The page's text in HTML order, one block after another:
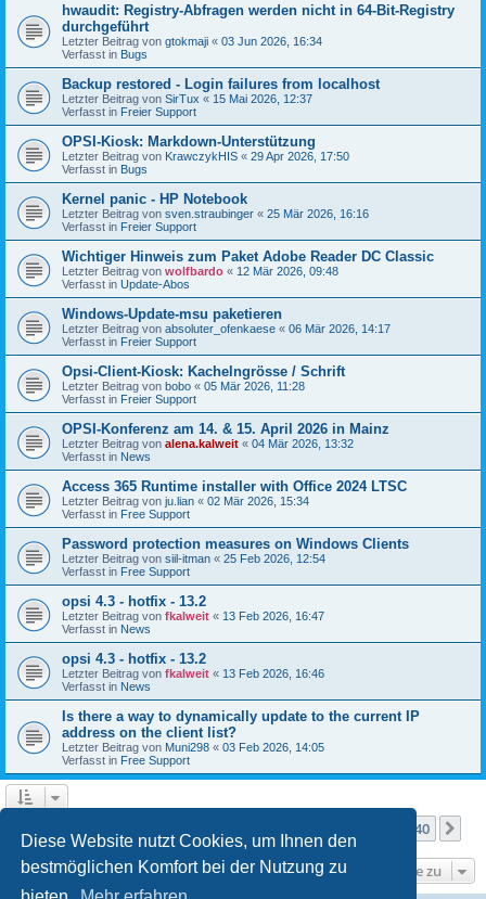
Diese Website nutzt Cookies, um Ihnen den
bestmöglichen Komfort bei der Nutzung zu
hwaudit: Registry-Abfragen werden nicht in 64-Bit-Registry
durchgeführt
Letzter Beitrag von gtokmaji « 03 Jun 2026, 16:34
Verfasst in Bugs
Backup restored - Login failures from localhost
Letzter Beitrag von SirTux « 15 Mai 2026, 12:37
Verfasst in Freier Support
OPSI-Kiosk: Markdown-Unterstützung
Letzter Beitrag von KrawczykHIS « 29 Apr 2026, 17:50
Verfasst in Bugs
Kernel panic - HP Notebook
Letzter Beitrag von sven.straubinger « 25 Mär 2026, 16:16
Verfasst in Freier Support
Wichtiger Hinweis zum Paket Adobe Reader DC Classic
Letzter Beitrag von wolfbardo « 12 Mär 2026, 09:48
Verfasst in Update-Abos
Windows-Update-msu paketieren
Letzter Beitrag von absoluter_ofenkaese « 06 Mär 2026, 14:17
Verfasst in Freier Support
Opsi-Client-Kiosk: Kachelngrösse / Schrift
Letzter Beitrag von bobo « 05 Mär 2026, 11:28
Verfasst in Freier Support
OPSI-Konferenz am 14. & 15. April 2026 in Mainz
Letzter Beitrag von alena.kalweit « 04 Mär 2026, 13:32
Verfasst in News
Access 365 Runtime installer with Office 2024 LTSC
Letzter Beitrag von ju.lian « 02 Mär 2026, 15:34
Verfasst in Free Support
Password protection measures on Windows Clients
Letzter Beitrag von siil-itman « 25 Feb 2026, 12:54
Verfasst in Free Support
opsi 4.3 - hotfix - 13.2
Letzter Beitrag von fkalweit « 13 Feb 2026, 16:47
Verfasst in News
opsi 4.3 - hotfix - 13.2
Letzter Beitrag von fkalweit « 13 Feb 2026, 16:46
Verfasst in News
Is there a way to dynamically update to the current IP
address on the client list?
Letzter Beitrag von Muni298 « 03 Feb 2026, 14:05
Verfasst in Free Support
40
Gehe zu